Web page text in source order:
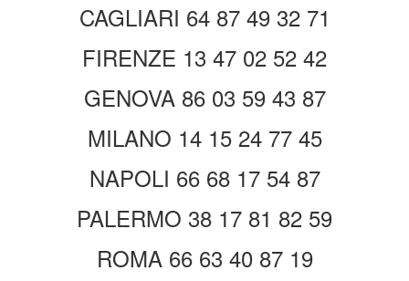
CAGLIARI 64 87 49 32 71
FIRENZE 13 47 02 52 42
GENOVA 86 03 59 43 87
MILANO 14 15 24 77 45
NAPOLI 66 68 17 54 87
PALERMO 38 17 81 82 59
ROMA 66 63 40 87 19